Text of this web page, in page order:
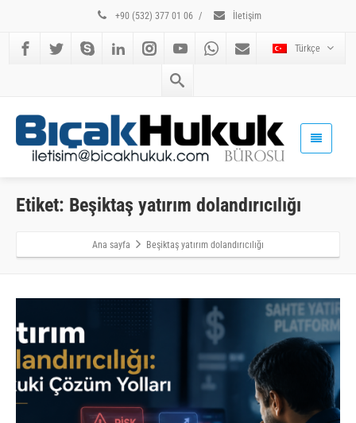
+90 (532) 377 01 06 / İletişim
Türkçe
Etiket: Beşiktaş yatırım dolandırıcılığı
Ana sayfa Beşiktaş yatırım dolandırıcılığı